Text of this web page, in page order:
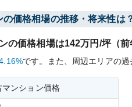
価格相場の推移・将来性は
の価格相場は142万円/坪（前
です。 また、周辺エリアの過
マンション価格